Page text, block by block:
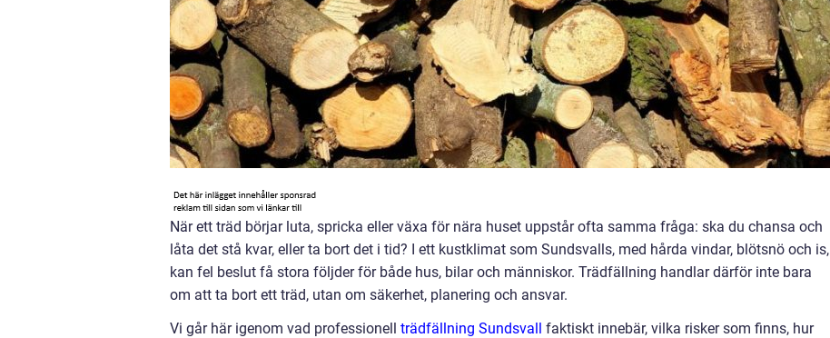
När ett träd börjar luta, spricka eller växa för nära huset uppstår ofta samma fråga: ska du chansa och
låta det stå kvar, eller ta bort det i tid? I ett kustklimat som Sundsvalls, med hårda vindar, blötsnö och is,
kan fel beslut få stora följder för både hus, bilar och människor. Trädfällning handlar därför inte bara
om att ta bort ett träd, utan om säkerhet, planering och ansvar.
Vi går här igenom vad professionell trädfällning Sundsvall faktiskt innebär, vilka risker som finns, hur